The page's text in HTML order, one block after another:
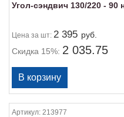
Угол-сэндвич 130/220 -
Цена за шт: 2 395 руб.
Скидка 15%: 2 035.75
Артикул: 213977